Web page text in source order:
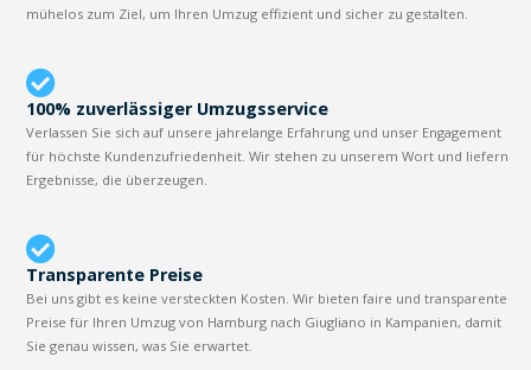
mühelos zum Ziel, um Ihren Umzug effizient und sicher zu gestalten.
100% zuverlässiger Umzugsservice
Verlassen Sie sich auf unsere jahrelange Erfahrung und unser Engagement
für höchste Kundenzufriedenheit. Wir stehen zu unserem Wort und liefern
Ergebnisse, die überzeugen.
Transparente Preise
Bei uns gibt es keine versteckten Kosten. Wir bieten faire und transparente
Preise für Ihren Umzug von Hamburg nach Giugliano in Kampanien, damit
Sie genau wissen, was Sie erwartet.